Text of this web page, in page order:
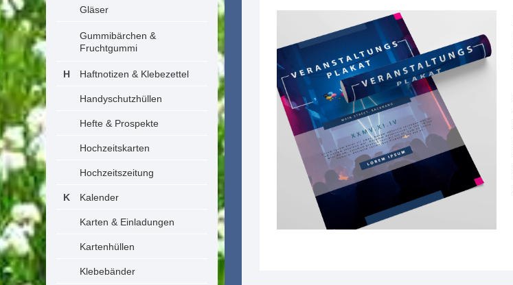
Gläser
Gummibärchen &
Fruchtgummi
Haftnotizen & Klebezettel
Handyschutzhüllen
Hefte & Prospekte
Hochzeitskarten
Hochzeitszeitung
Kalender
Karten & Einladungen
Kartenhüllen
Klebebänder